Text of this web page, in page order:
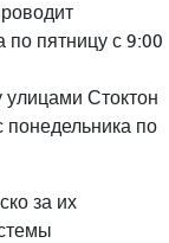
пятницу с 9:00
Стоктон
по
за их